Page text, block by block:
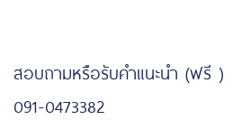
สอบถามหรือรับคำแนะนำ (ฟรี )
091-0473382